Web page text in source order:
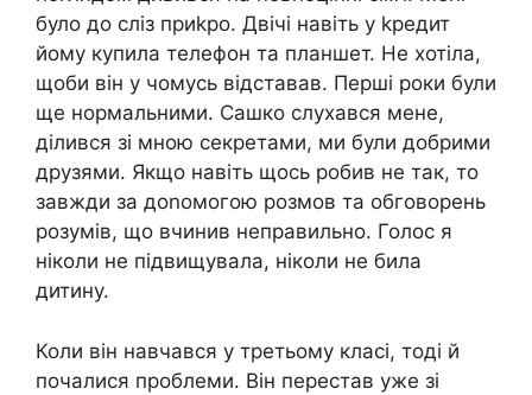
було до сліз приkро. Двічі навіть у kредит
йому купила телефон та планшет. Не хотіла,
щоби він у чомусь відставав. Перші роки були
ще нормальними. Сашко слухався мене,
ділився зі мною секретами, ми були добрими
друзями. Якщо навіть щось робив не так, то
завжди за доnомогою розмов та обговорень
розумів, що вчинив неправильно. Голос я
ніколи не підвищувала, ніколи не била
дитину.
Коли він навчався у третьому класі, тоді й
почалися проблеми. Він перестав уже зі